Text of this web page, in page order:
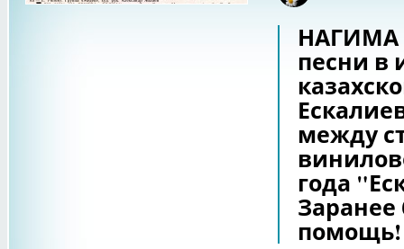
НАГИМА
песни в
между
года
Заранее
помощь!